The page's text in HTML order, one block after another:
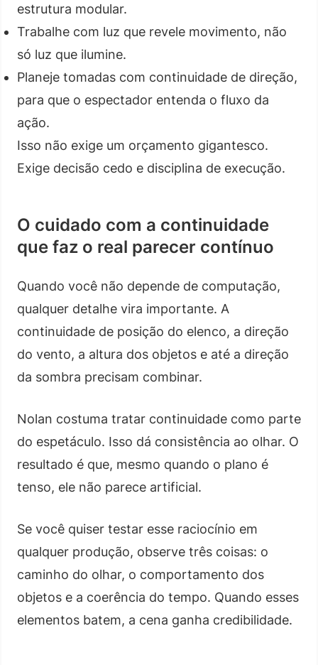
estrutura modular.
Trabalhe com luz que revele movimento, não
só luz que ilumine.
Planeje tomadas com continuidade de direção,
para que o espectador entenda o fluxo da
ação.
Isso não exige um orçamento gigantesco.
Exige decisão cedo e disciplina de execução.
O cuidado com a continuidade
que faz o real parecer contínuo
Quando você não depende de computação,
qualquer detalhe vira importante. A
continuidade de posição do elenco, a direção
do vento, a altura dos objetos e até a direção
da sombra precisam combinar.
Nolan costuma tratar continuidade como parte
do espetáculo. Isso dá consistência ao olhar. O
resultado é que, mesmo quando o plano é
tenso, ele não parece artificial.
Se você quiser testar esse raciocínio em
qualquer produção, observe três coisas: o
caminho do olhar, o comportamento dos
objetos e a coerência do tempo. Quando esses
elementos batem, a cena ganha credibilidade.